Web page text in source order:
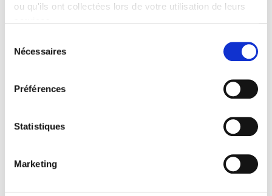
ou qu'ils ont collectées lors de votre utilisation de leurs
Nécessaires
Préférences
Statistiques
Marketing
Appliques Solaires
Projecteurs Solaires
Spots Solaires Encastrables, Pavés Solaires